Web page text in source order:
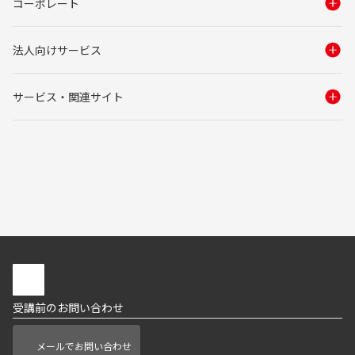
法人向けサービス
サービス・関連サイト
受講前のお問い合わせ
メールでお問い合わせ